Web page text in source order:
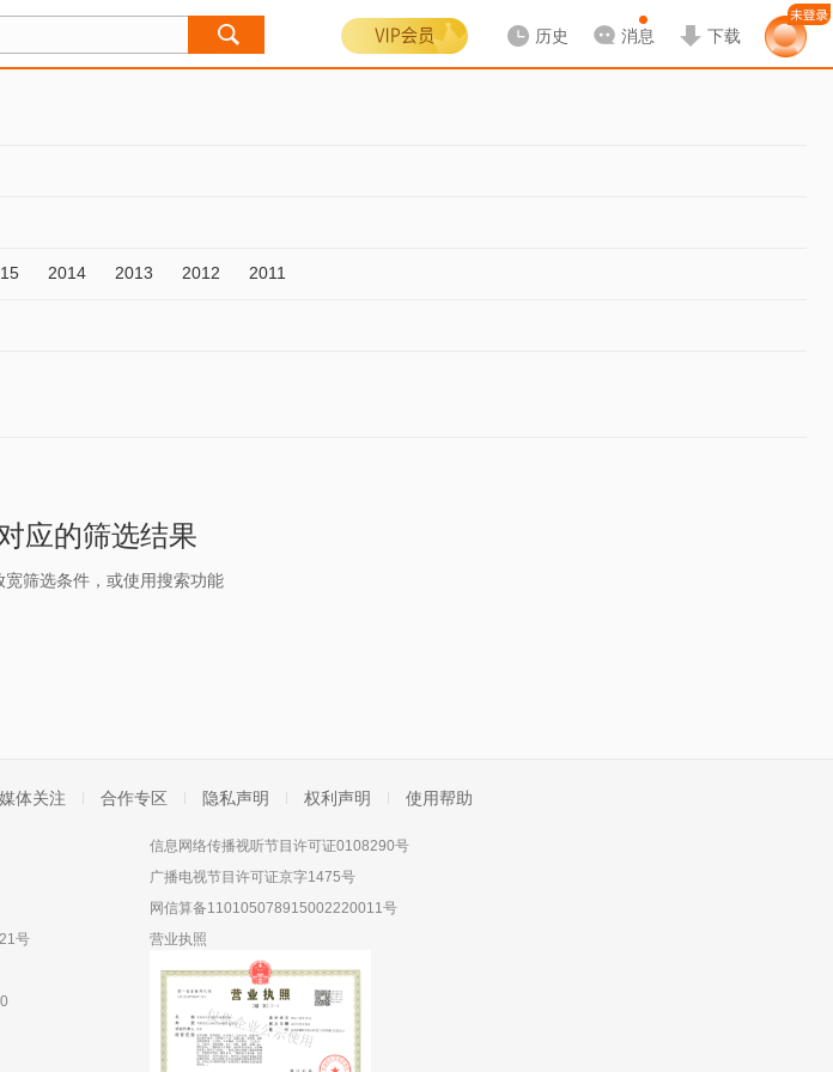
历史 消息 下载
2014 2013 2012 2011
应的筛选结果
宽筛选条件，或使用搜索功能
媒体关注 合作专区 隐私声明 权利声明 使用帮助
号
信息网络传播视听节目许可证0108290号
广播电视节目许可证京字1475号
网信算备110105078915002220011号
营业执照